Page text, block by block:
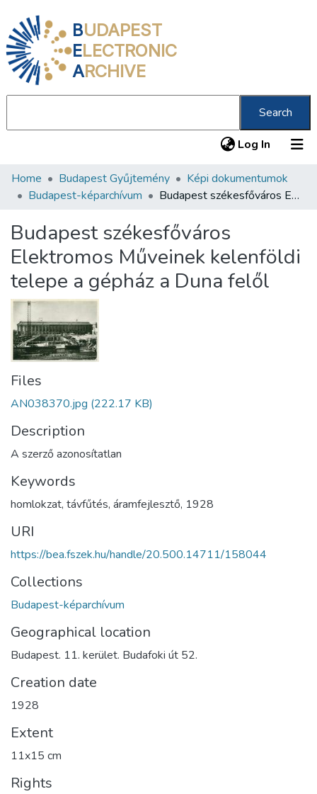
BUDAPEST
ELECTRONIC
ARCHIVE
Search
Log In (current)
Communities & Collections
Statistics
About us
Home Budapest Gyűjtemény
Képi dokumentumok
Budapest-képarchívum
Budapest székesfőváros Elektromos Műveinek kelenföldi telepe a gépház a Duna felől
Budapest székesfőváros
Elektromos Műveinek kelenföldi
telepe a gépház a Duna felől
Files
AN038370.jpg (222.17 KB)
Description
A szerző azonosítatlan
Keywords
homlokzat, távfűtés, áramfejlesztő, 1928
URI
https://bea.fszek.hu/handle/20.500.14711/158044
Collections
Budapest-képarchívum
Geographical location
Budapest. 11. kerület. Budafoki út 52.
Creation date
1928
Extent
11x15 cm
Rights